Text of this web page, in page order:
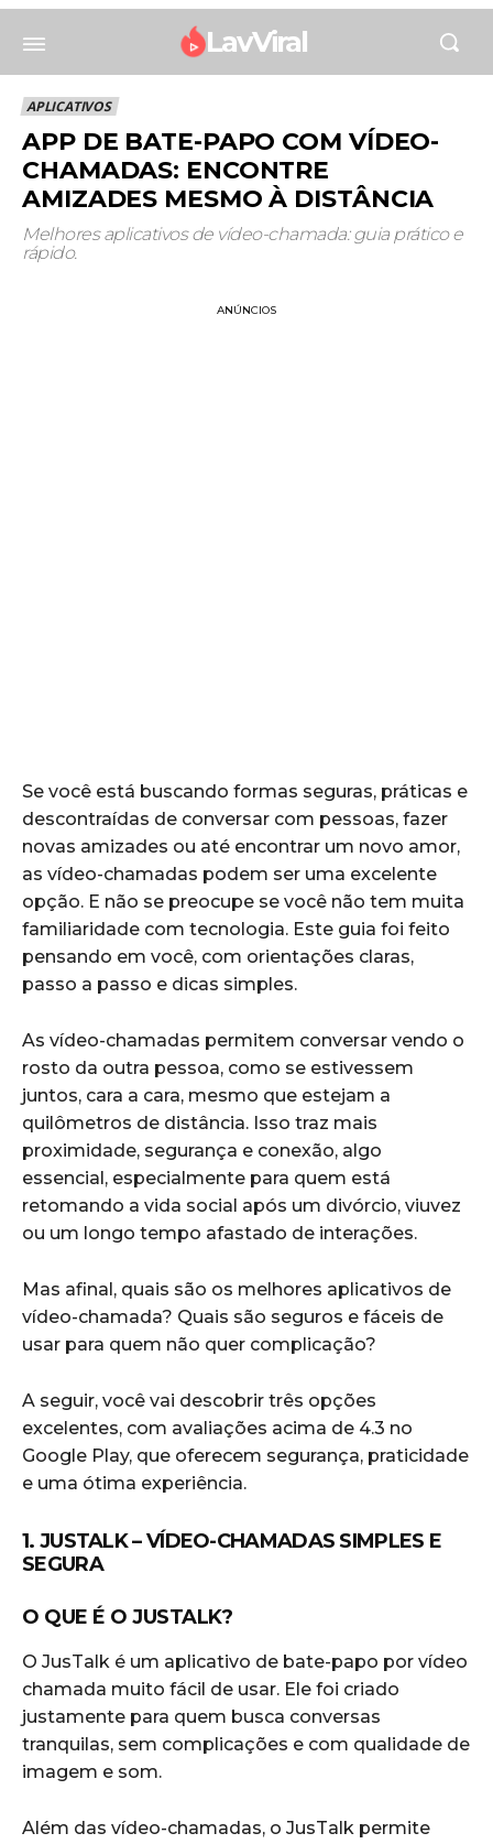
LavViral
APLICATIVOS
APP DE BATE-PAPO COM VÍDEO-
CHAMADAS: ENCONTRE
AMIZADES MESMO À DISTÂNCIA
Melhores aplicativos de vídeo-chamada: guia prático e
rápido.
ANÚNCIOS
Se você está buscando formas seguras, práticas e
descontraídas de conversar com pessoas, fazer
novas amizades ou até encontrar um novo amor,
as vídeo-chamadas podem ser uma excelente
opção. E não se preocupe se você não tem muita
familiaridade com tecnologia. Este guia foi feito
pensando em você, com orientações claras,
passo a passo e dicas simples.
As vídeo-chamadas permitem conversar vendo o
rosto da outra pessoa, como se estivessem
juntos, cara a cara, mesmo que estejam a
quilômetros de distância. Isso traz mais
proximidade, segurança e conexão, algo
essencial, especialmente para quem está
retomando a vida social após um divórcio, viuvez
ou um longo tempo afastado de interações.
Mas afinal, quais são os melhores aplicativos de
vídeo-chamada? Quais são seguros e fáceis de
usar para quem não quer complicação?
A seguir, você vai descobrir três opções
excelentes, com avaliações acima de 4.3 no
Google Play, que oferecem segurança, praticidade
e uma ótima experiência.
1. JUSTALK – VÍDEO-CHAMADAS SIMPLES E
SEGURA
O QUE É O JUSTALK?
O JusTalk é um aplicativo de bate-papo por vídeo
chamada muito fácil de usar. Ele foi criado
justamente para quem busca conversas
tranquilas, sem complicações e com qualidade de
imagem e som.
Além das vídeo-chamadas, o JusTalk permite